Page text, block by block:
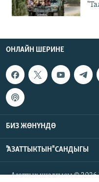
ОНЛАЙН ШЕРИНЕ
БИЗ ЖӨНҮНДӨ
"АЗАТТЫКТЫН" САНДЫГЫ
Азаттык үналгысы © 2026